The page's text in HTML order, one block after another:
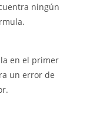
ningún
en el primer
un error de